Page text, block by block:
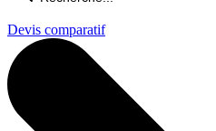
Devis comparatif